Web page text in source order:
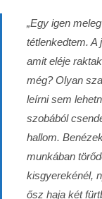
„Egy igen
tétlenkedtem. A
amit eléje
még? Olyan
leírni sem
szobából
hallom.
munkában
kisgyerekénél,
ősz haja két